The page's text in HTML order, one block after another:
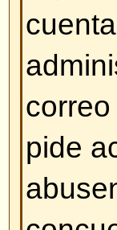
Volver
Si está